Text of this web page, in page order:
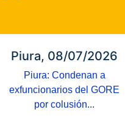
Piura, 08/07/2026
Piura: Condenan a
exfuncionarios del GORE
por colusión...